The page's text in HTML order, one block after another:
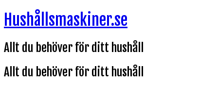
Hoppa
till
Hushållsmaskiner.se
Allt du behöver för ditt hushåll
Allt du behöver för ditt hushåll